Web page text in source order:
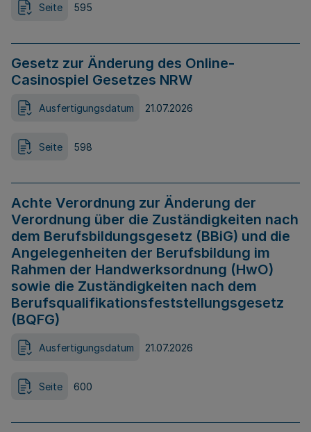
Seite 595
Gesetz zur Änderung des Online-
Casinospiel Gesetzes NRW
Ausfertigungsdatum 21.07.2026
Seite 598
Achte Verordnung zur Änderung der
Verordnung über die Zuständigkeiten nach
dem Berufsbildungsgesetz (BBiG) und die
Angelegenheiten der Berufsbildung im
Rahmen der Handwerksordnung (HwO)
sowie die Zuständigkeiten nach dem
Berufsqualifikationsfeststellungsgesetz
(BQFG)
Ausfertigungsdatum 21.07.2026
Seite 600